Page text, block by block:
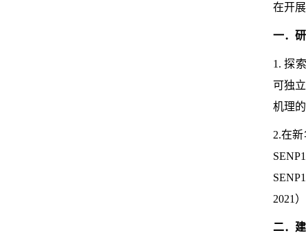
在开
一．
1. 探
可独
机理
2.在
SENP1
2021）
二．